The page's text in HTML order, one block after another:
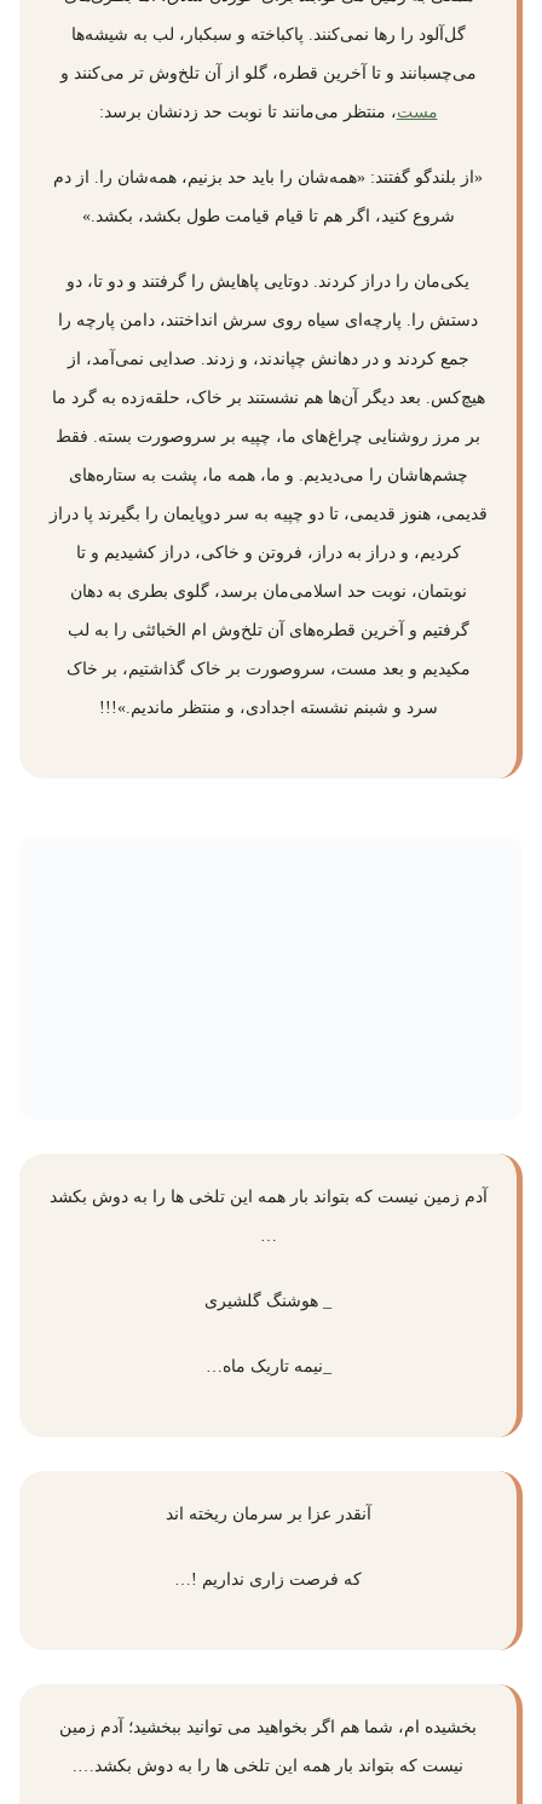
گل‌آلود را رها نمی‌کنند. پاکباخته و سبکبار، لب به شیشه‌ها
می‌چسبانند و تا آخرین قطره، گلو از آن تلخ‌وش تر می‌کنند و
مست، منتظر می‌مانند تا نوبت حد زدنشان برسد:
«از بلندگو گفتند: «همه‌شان را باید حد بزنیم، همه‌شان را. از دم
شروع کنید، اگر هم تا قیام قیامت طول بکشد، بکشد.»
یکی‌مان را دراز کردند. دوتایی پاهایش را گرفتند و دو تا، دو
دستش را. پارچه‌ای سیاه روی سرش انداختند، دامن پارچه را
جمع کردند و در دهانش چپاندند، و زدند. صدایی نمی‌آمد، از
هیچ‌کس. بعد دیگر آن‌ها هم نشستند بر خاک، حلقه‌زده به گرد ما
بر مرز روشنایی چراغ‌های ما، چپیه بر سروصورت بسته. فقط
چشم‌هاشان را می‌دیدیم. و ما، همه ما، پشت به ستاره‌های
قدیمی، هنوز قدیمی، تا دو چپیه به سر دوپایمان را بگیرند پا دراز
کردیم، و دراز به دراز، فروتن و خاکی، دراز کشیدیم و تا
نوبتمان، نوبت حد اسلامی‌مان برسد، گلوی بطری به دهان
گرفتیم و آخرین قطره‌های آن تلخ‌وش ام الخبائثی را به لب
مکیدیم و بعد مست، سروصورت بر خاک گذاشتیم، بر خاک
سرد و شبنم نشسته اجدادی، و منتظر ماندیم.»!!!
آدم زمین نیست که بتواند بار همه این تلخی ها را به دوش بکشد
_ هوشنگ گلشیری
_نیمه تاریک ماه…
آنقدر عزا بر سرمان ریخته اند
که فرصت زاری نداریم !…
بخشیده ام، شما هم اگر بخواهید می توانید ببخشید؛ آدم زمین
نیست که بتواند بار همه این تلخی ها را به دوش بکشد….